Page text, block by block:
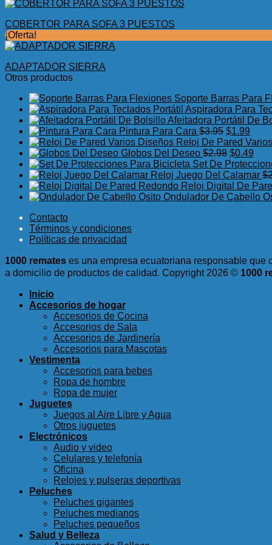
COBERTOR PARA SOFA 3 PUESTOS
¡Oferta!
ADAPTADOR SIERRA
Otros productos
Soporte Barras Para
Aspiradora Para
Afeitadora Portátil De
Pintura Para Cara $3.95 El
precio
original
era:
$3.95.
$1.99
actual
es:
Reloj De Pared
Globos Del Deseo $2.98 El
precio
original
era:
$2.98.
$0.49
es:
Set De
Reloj Juego Del Calamar $
Reloj Digital De
Ondulador De Cabello
Contacto
Términos y condiciones
Políticas de privacidad
1000 remates es una empresa ecuatoriana responsable que
a domicilio de productos de calidad. Copyright 2026 © 1000
Inicio
Accesorios de hogar
Accesorios de Cocina
Accesorios de Sala
Accesorios de Jardinería
Accesorios para Mascotas
Vestimenta
Accesorios para bebes
Ropa de hombre
Ropa de mujer
Juguetes
Juegos al Aire Libre y Agua
Otros juguetes
Electrónicos
Audio y video
Celulares y telefonía
Oficina
Relojes y pulseras deportivas
Peluches
Peluches gigantes
Peluches medianos
Peluches pequeños
Salud y Belleza